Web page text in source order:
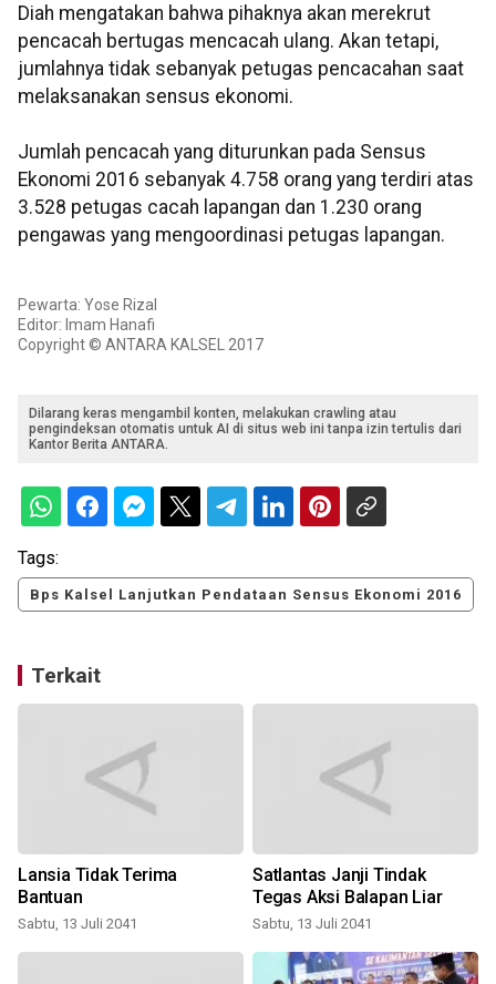
Diah mengatakan bahwa pihaknya akan merekrut
pencacah bertugas mencacah ulang. Akan tetapi,
jumlahnya tidak sebanyak petugas pencacahan saat
melaksanakan sensus ekonomi.
Jumlah pencacah yang diturunkan pada Sensus
Ekonomi 2016 sebanyak 4.758 orang yang terdiri atas
3.528 petugas cacah lapangan dan 1.230 orang
pengawas yang mengoordinasi petugas lapangan.
Pewarta: Yose Rizal
Editor: Imam Hanafi
Copyright © ANTARA KALSEL 2017
Dilarang keras mengambil konten, melakukan crawling atau
pengindeksan otomatis untuk AI di situs web ini tanpa izin tertulis dari
Kantor Berita ANTARA.
Tags:
Bps Kalsel Lanjutkan Pendataan Sensus Ekonomi 2016
Terkait
Lansia Tidak Terima
Bantuan
Sabtu, 13 Juli 2041
Satlantas Janji Tindak
Tegas Aksi Balapan Liar
Sabtu, 13 Juli 2041